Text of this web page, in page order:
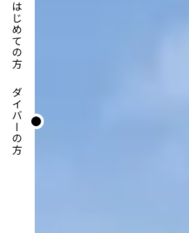
はじめての方
ダイバーの方